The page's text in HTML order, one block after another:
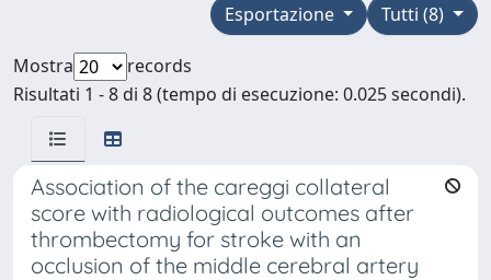
Tutti (8)
Esportazione
Mostra
records
Risultati 1 - 8 di 8 (tempo di esecuzione: 0.025 secondi).
Association of the careggi collateral
score with radiological outcomes after
thrombectomy for stroke with an
occlusion of the middle cerebral artery